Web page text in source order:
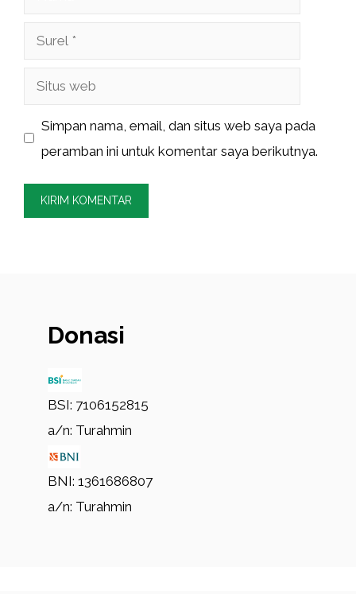
Surel
Situs
Simpan nama, email, dan situs web saya pada
peramban ini untuk komentar saya berikutnya.
Donasi
BSI: 7106152815
a/n: Turahmin
BNI: 1361686807
a/n: Turahmin